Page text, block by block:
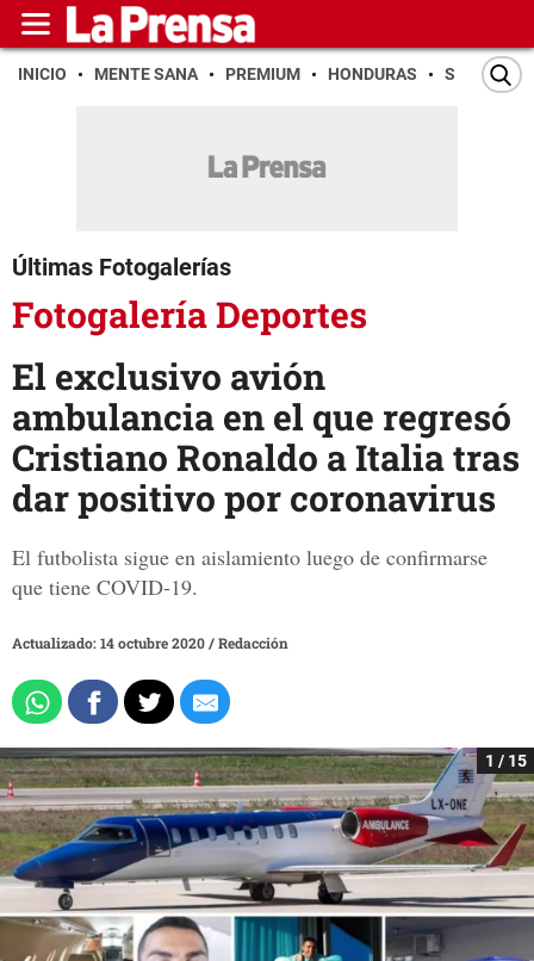
INICIO MENTE SANA PREMIUM HONDURAS SAN PEDRO
Últimas Fotogalerías
Fotogalería Deportes
El exclusivo avión
ambulancia en el que regresó
Cristiano Ronaldo a Italia tras
dar positivo por coronavirus
El futbolista sigue en aislamiento luego de confirmarse
que tiene COVID-19.
Actualizado: 14 octubre 2020/Redacción
1 / 15